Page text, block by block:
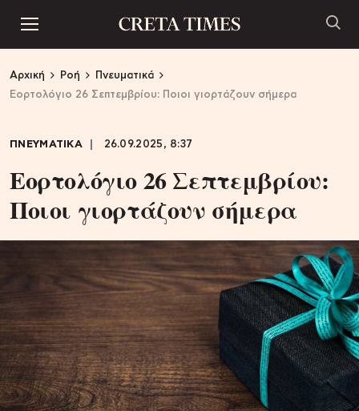
Αρχική Ροή
Πνευματικά
Εορτολόγιο 26 Σεπτεμβρίου: Ποιοι γιορτάζουν σήμερα
ΠΝΕΥΜΑΤΙΚΑ 26.09.2025, 8:37
Εορτολόγιο 26 Σεπτεμβρίου:
Ποιοι γιορτάζουν σήμερα